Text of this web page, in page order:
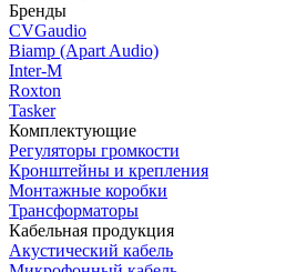
Бренды
CVGaudio
Biamp (Apart Audio)
Inter-M
Roxton
Tasker
Комплектующие
Регуляторы громкости
Кронштейны и крепления
Монтажные коробки
Трансформаторы
Кабельная продукция
Акустический кабель